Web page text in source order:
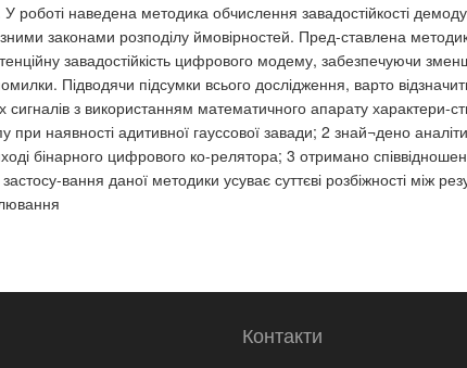
наведена методика обчислення завадостійкості
законами розподілу ймовірностей. Пред-ставлена
завадостійкість цифрового модему, забезпечуючи
Підводячи підсумки всього дослідження, варто
з використанням математичного апарату характери-
наявності адитивної гауссової завади; 2 знай¬дено
бінарного цифрового ко-релятора; 3 отримано
вання даної методики усуває суттєві розбіжності між
Контакти